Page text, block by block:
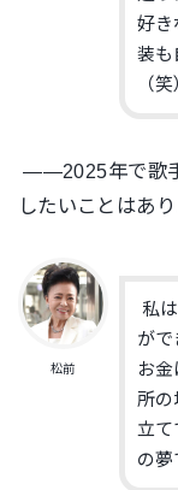
好き
装も
（笑
——2025年で歌
したいことはあ
松前
私
がで
お
所の
立て
の夢